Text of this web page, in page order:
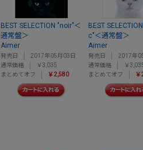
BEST SELECTION "noir"＜
通常盤＞
Aimer
発売日
2017年05月03日
通常価格
￥3,035
まとめてオフ
￥2,580
BEST
c"＜通常盤＞
Aimer
発売日
2017年
通常価格
￥
まとめてオフ